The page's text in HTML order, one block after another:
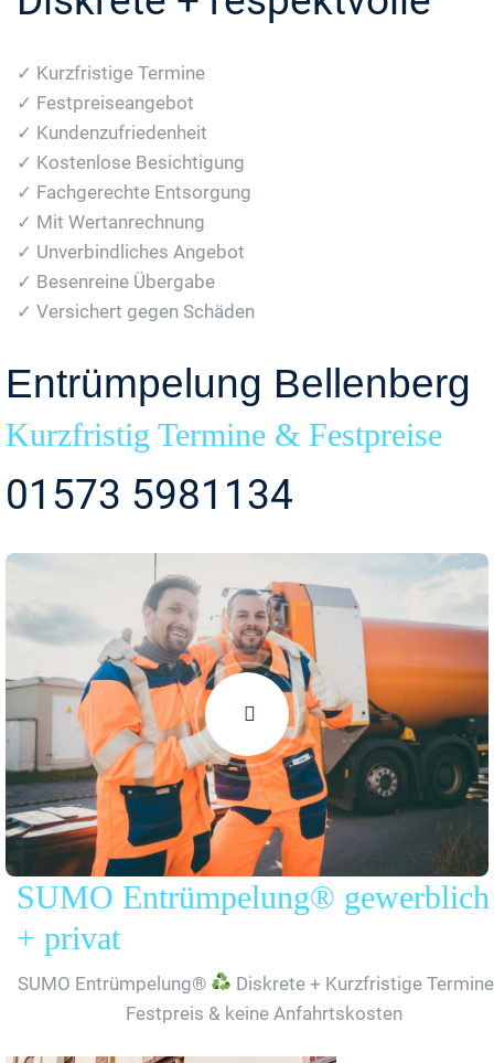
✓ Kurzfristige Termine
✓ Festpreiseangebot
✓ Kundenzufriedenheit
✓ Kostenlose Besichtigung
✓ Fachgerechte Entsorgung
✓ Mit Wertanrechnung
✓ Unverbindliches Angebot
✓ Besenreine Übergabe
✓ Versichert gegen Schäden
Entrümpelung Bellenberg
Kurzfristig Termine & Festpreise
01573 5981134
SUMO Entrümpelung® gewerblich
+ privat
SUMO Entrümpelung®
Diskrete + Kurzfristige
Festpreis & keine Anfahrtskosten